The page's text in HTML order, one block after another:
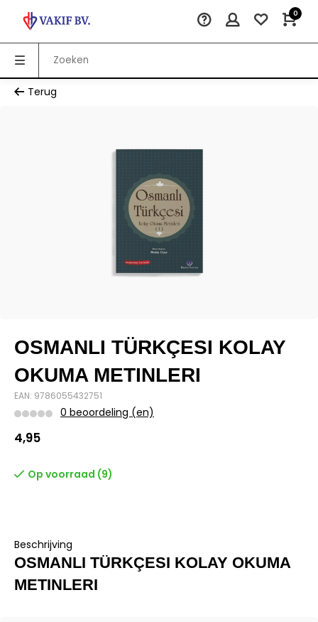
0
Terug
OSMANLI TÜRKÇESI KOLAY
OKUMA METINLERI
EAN: 9786055432751
0 beoordeling (en)
4,95
Op voorraad (9)
Beschrijving
OSMANLI TÜRKÇESI KOLAY OKUMA
METINLERI